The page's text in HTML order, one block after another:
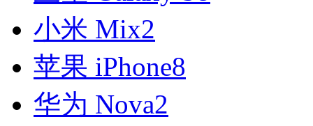
小米 Mix2
苹果 iPhone8
华为 Nova2